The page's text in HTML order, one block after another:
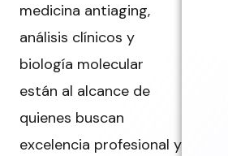
medicina antiaging,
análisis clínicos y
biología molecular
están al alcance de
quienes buscan
excelencia profesional y